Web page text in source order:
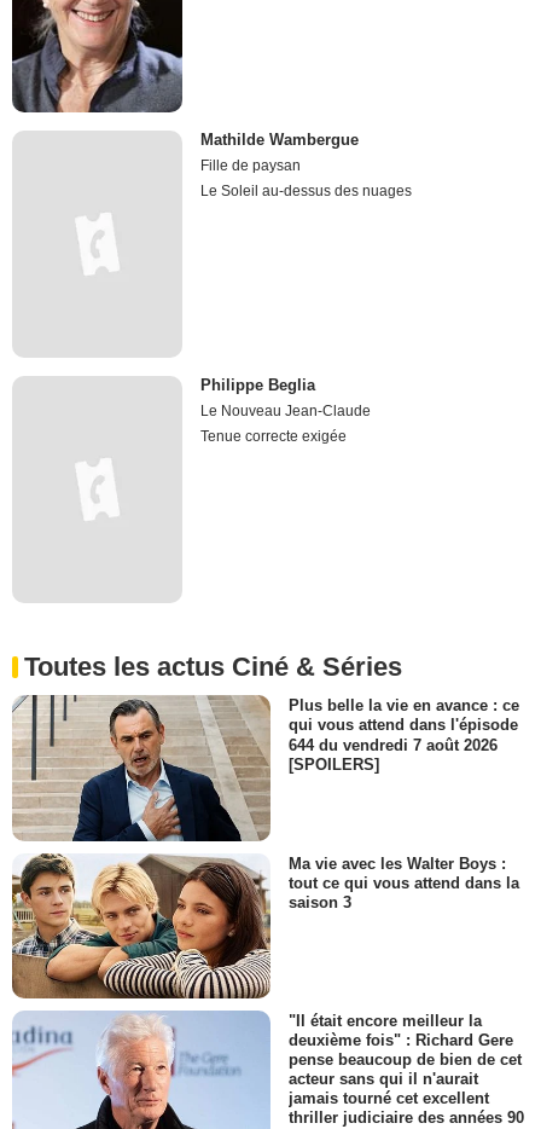
Mathilde Wambergue
Fille de paysan
Le Soleil au-dessus des nuages
Philippe Beglia
Le Nouveau Jean-Claude
Tenue correcte exigée
Toutes les actus Ciné & Séries
Plus belle la vie en avance : ce
qui vous attend dans l'épisode
644 du vendredi 7 août 2026
[SPOILERS]
Ma vie avec les Walter Boys :
tout ce qui vous attend dans la
saison 3
"Il était encore meilleur la
deuxième fois" : Richard Gere
pense beaucoup de bien de cet
acteur sans qui il n'aurait
jamais tourné cet excellent
thriller judiciaire des années 90